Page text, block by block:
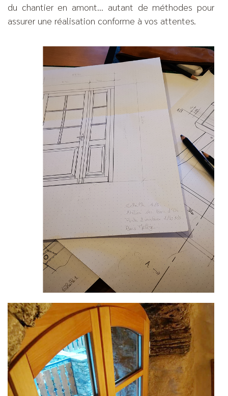
du chantier en amont… autant de méthodes pour
assurer une réalisation conforme à vos attentes.